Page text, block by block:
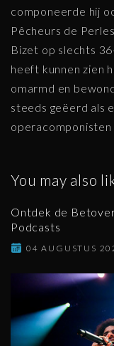
componeerde hij
Pêcheurs de
Bizet op slechts
heeft kunnen zien
omarmd en
steeds geëerd als
operacomponisten
You may also
Ontdek de
Podcasts
04 AUGUSTUS